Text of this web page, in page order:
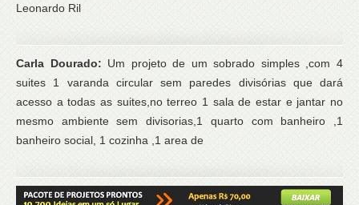
Leonardo Ril
Carla Dourado: Um projeto de um sobrado simples ,com 4
suites 1 varanda circular sem paredes divisórias que dará
acesso a todas as suites,no terreo 1 sala de estar e jantar no
mesmo ambiente sem divisorias,1 quarto com banheiro ,1
banheiro social, 1 cozinha ,1 area de